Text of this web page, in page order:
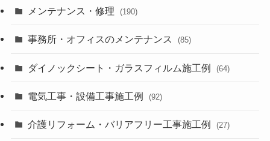
メンテナンス・修理 (190)
事務所・オフィスのメンテナンス (85)
ダイノックシート・ガラスフィルム施工例 (64)
電気工事・設備工事施工例 (92)
介護リフォーム・バリアフリー工事施工例 (27)